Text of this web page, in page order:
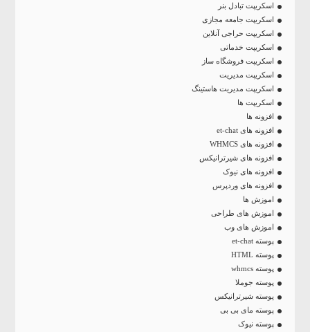
اسکریپت تبادل بنر
اسکریپت جامعه مجازی
اسکریپت حراجی آنلاین
اسکریپت خدماتی
اسکریپت فروشگاه ساز
اسکریپت مدیریت
اسکریپت مدیریت هاستینگ
اسکریپت ها
افزونه ها
افزونه های et-chat
افزونه های WHMCS
افزونه های شیرترانیکس
افزونه های نیوک
افزونه های وردپرس
اموزش ها
اموزش های طراحی
اموزش های وب
پوسته et-chat
پوسته HTML
پوسته whmcs
پوسته جوملا
پوسته شیرترانیکس
پوسته مای بی بی
پوسته نیوک